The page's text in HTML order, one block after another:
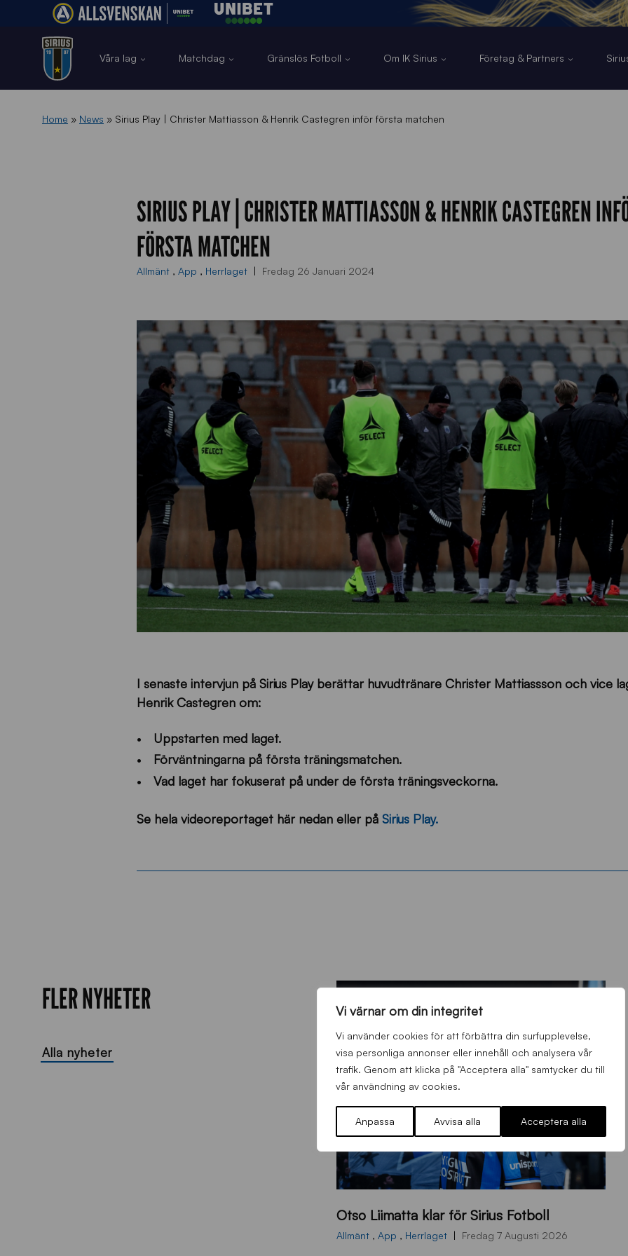
Vi värnar om din integritet
Vi använder cookies för att förbättra din surfupplevelse,
visa personliga annonser eller innehåll och analysera vår
trafik. Genom att klicka på "Acceptera alla" samtycker du till
vår användning av cookies.
Anpassa Avvisa alla Acceptera alla
Våra lag Matchdag Gränslös Fotboll Om IK Sirius Företag & Partners
Home » News » Sirius Play | Christer Mattiasson & Henrik Castegren inför första matchen
SIRIUS PLAY | CHRISTER MATTIASSON & HENRIK CASTEGREN
FÖRSTA MATCHEN
Allmänt , App , Herrlaget Fredag 26 Januari 2024
I senaste intervjun på Sirius Play berättar huvudtränare Christer Mattiassson och vice
Henrik Castegren om:
Uppstarten med laget.
Förväntningarna på första träningsmatchen.
Vad laget har fokuserat på under de första träningsveckorna.
Se hela videoreportaget här nedan eller på Sirius Play.
FLER NYHETER
Alla nyheter
L
_
Otso Liimatta klar för Sirius Fotboll
Allmänt , App , Herrlaget Fredag 7 Augusti 2026